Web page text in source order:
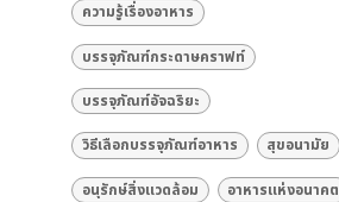
ความรู้เรื่องอาหาร
บรรจุภัณฑ์กระดาษคราฟท์
บรรจุภัณฑ์อัจฉริยะ
วิธีเลือกบรรจุภัณฑ์อาหาร สุขอนามัย
อนุรักษ์สิ่งแวดล้อม อาหารแห่งอนาคต